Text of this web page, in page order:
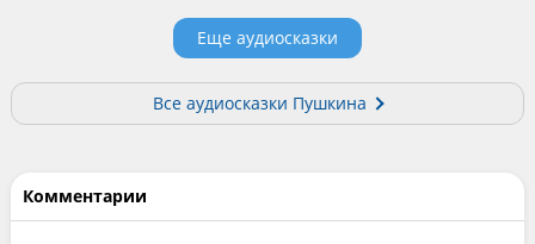
Еще аудиосказки
Все аудиосказки Пушкина
Комментарии